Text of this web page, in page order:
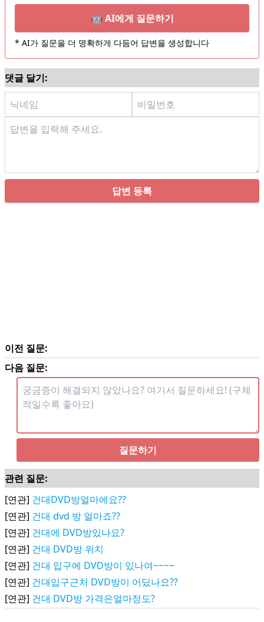
🤖 AI에게 질문하기
* AI가 질문을 더 명확하게 다듬어 답변을 생성합니다
댓글 달기:
답변 등록
이전 질문:
다음 질문:
질문하기
관련 질문:
[연관] 건대DVD방얼마에요??
[연관] 건대 dvd 방 얼마죠??
[연관] 건대에 DVD방있나요?
[연관] 건대 DVD방 위치
[연관] 건대 입구에 DVD방이 있나여~~~~
[연관] 건대입구근처 DVD방이 어딨나요??
[연관] 건대 DVD방 가격은얼마정도?